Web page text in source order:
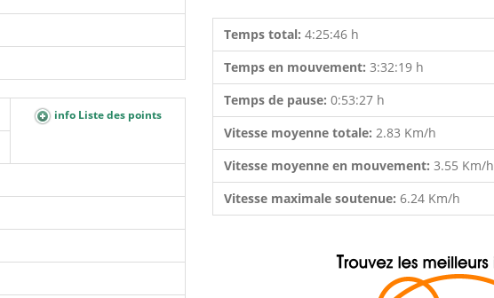
info Liste des points
Temps total: 4:25:46 h
Temps en mouvement: 3:32:19 h
Temps de pause: 0:53:27 h
Vitesse moyenne totale: 2.83 Km/h
Vitesse moyenne en mouvement: 3.55 Km/h
Vitesse maximale soutenue: 6.24 Km/h